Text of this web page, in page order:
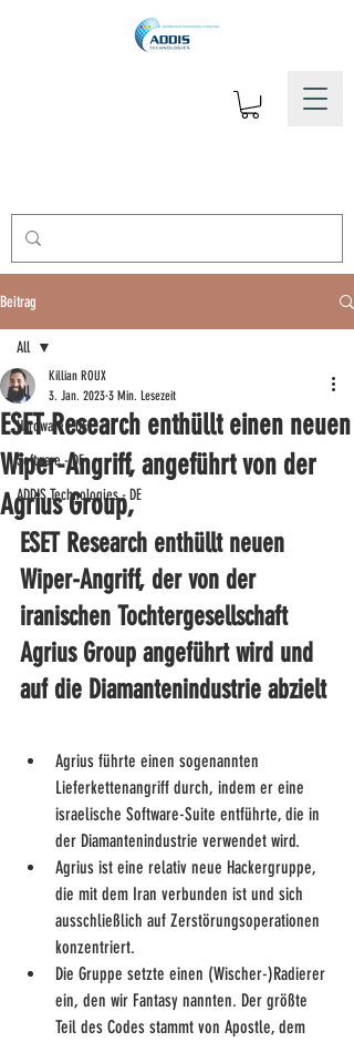
Beitrag
All
Hardware - DE
Software - DE
ADDIS Technologies - DE
All
ESET Research enthüllt einen neuen
Wiper-Angriff, angeführt von der
Agrius Group,
Killian ROUX
3. Jan. 2023 3 Min. Lesezeit
ESET Research enthüllt neuen
Wiper-Angriff, der von der
iranischen Tochtergesellschaft
Agrius Group angeführt wird und
auf die Diamantenindustrie abzielt
Agrius führte einen sogenannten
Lieferkettenangriff durch, indem er eine
israelische Software-Suite entführte, die in
der Diamantenindustrie verwendet wird.
Agrius ist eine relativ neue Hackergruppe,
die mit dem Iran verbunden ist und sich
ausschließlich auf Zerstörungsoperationen
konzentriert.
Die Gruppe setzte einen (Wischer-)Radierer
ein, den wir Fantasy nannten. Der größte
Teil des Codes stammt von Apostle, dem